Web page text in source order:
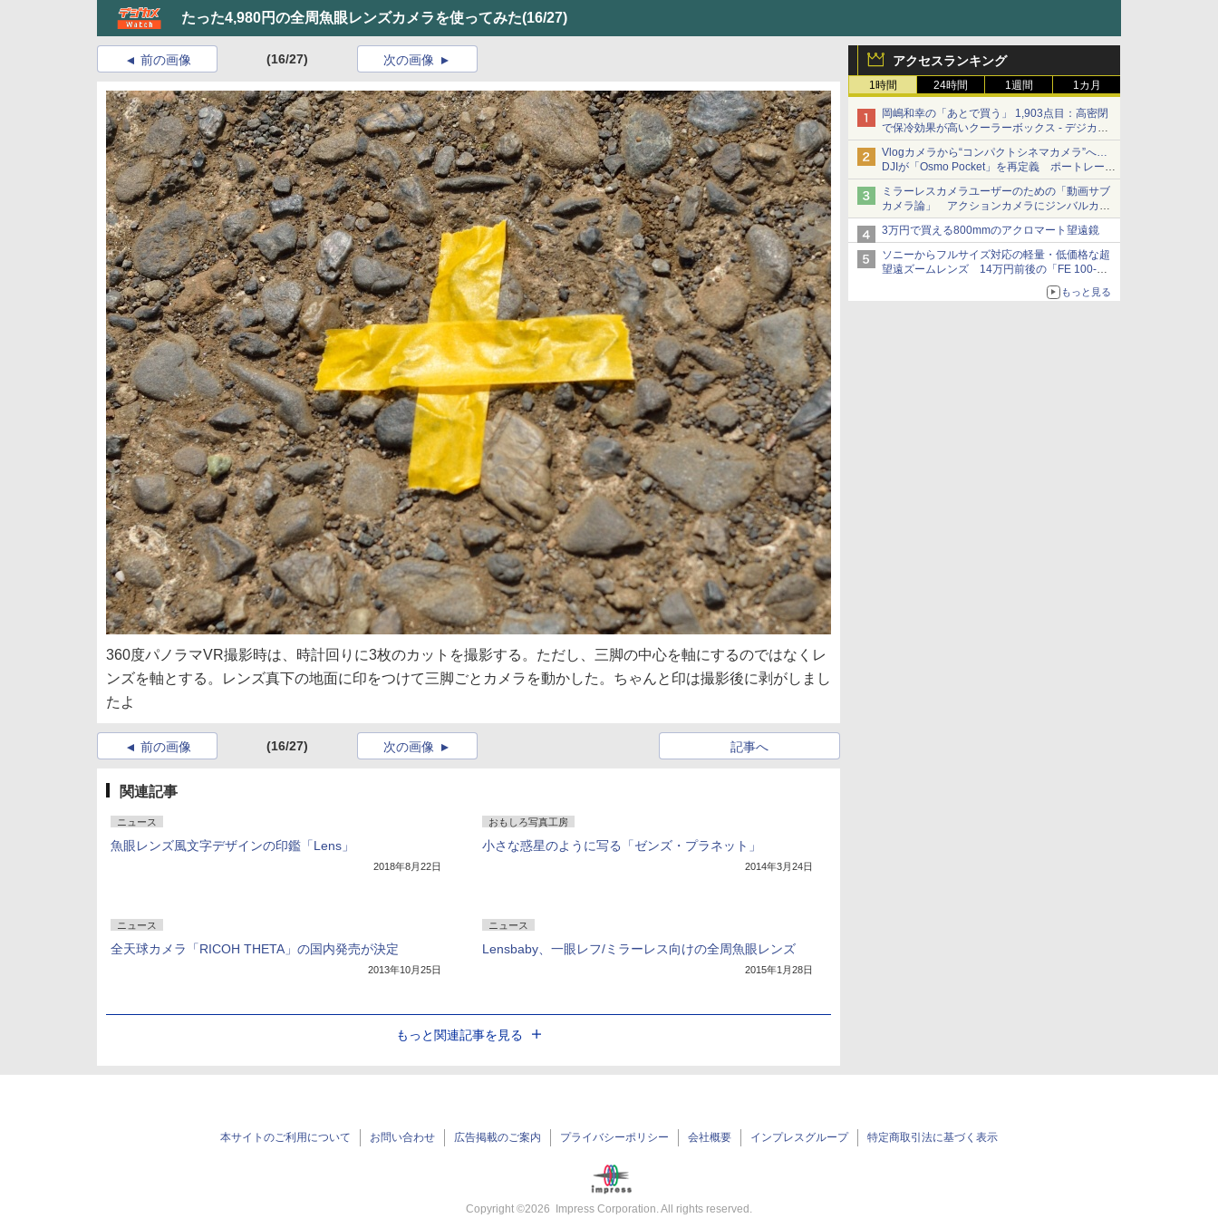
たった4,980円の全周魚眼レンズカメラを使ってみた(16/27)
アクセスランキング
1時間 24時間 1週間 1カ月
岡嶋和幸の「あとで買う」 1,903点目：高密閉
で保冷効果が高いクーラーボックス - デジカメ
Watch
Vlogカメラから“コンパクトシネマカメラ”へ…
DJIが「Osmo Pocket」を再定義 ポートレート
重視の映像設計に
ミラーレスカメラユーザーのための「動画サブ
カメラ論」 アクションカメラにジンバルカメ
ラ……その実質的な違いは？
3万円で買える800mmのアクロマート望遠鏡
ソニーからフルサイズ対応の軽量・低価格な超
望遠ズームレンズ 14万円前後の「FE 100-
もっと見る
前の画像 (16/27) 次の画像
360度パノラマVR撮影時は、時計回りに3枚のカットを撮影する。ただし、三脚の中心を軸にするのではなくレ
ンズを軸とする。レンズ真下の地面に印をつけて三脚ごとカメラを動かした。ちゃんと印は撮影後に剥がしまし
たよ
前の画像 (16/27) 記事へ
次の画像
関連記事
ニュース
魚眼レンズ風文字デザインの印鑑「Lens」
2018年8月22日
おもしろ写真工房
小さな惑星のように写る「ゼンズ・プラネット」
2014年3月24日
ニュース
全天球カメラ「RICOH THETA」の国内発売が決定
2013年10月25日
ニュース
Lensbaby、一眼レフ/ミラーレス向けの全周魚眼レンズ
2015年1月28日
もっと関連記事を見る
本サイトのご利用について お問い合わせ 広告掲載のご案内 プライバシーポリシー 会社概要 インプレスグループ 特定商取引法に基づく表示
Copyright ©2026 Impress Corporation. All rights reserved.